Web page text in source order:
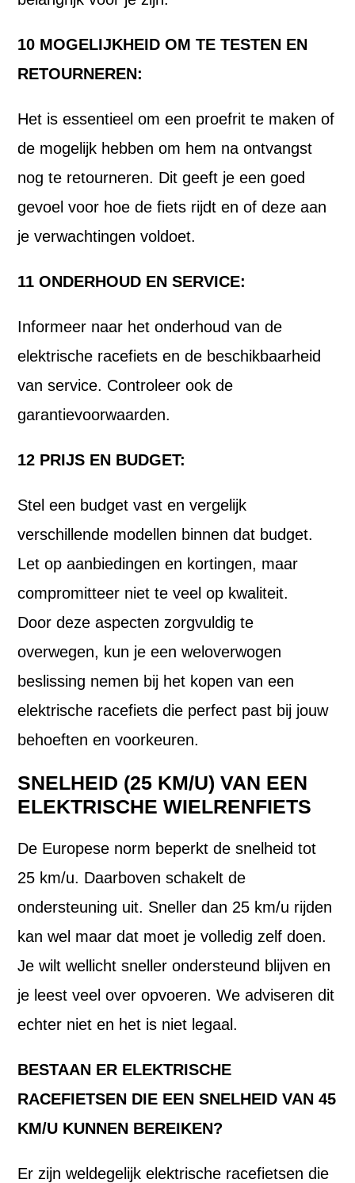
10 MOGELIJKHEID OM TE TESTEN EN
RETOURNEREN:
Het is essentieel om een proefrit te maken of
de mogelijk hebben om hem na ontvangst
nog te retourneren. Dit geeft je een goed
gevoel voor hoe de fiets rijdt en of deze aan
je verwachtingen voldoet.
11 ONDERHOUD EN SERVICE:
Informeer naar het onderhoud van de
elektrische racefiets en de beschikbaarheid
van service. Controleer ook de
garantievoorwaarden.
12 PRIJS EN BUDGET:
Stel een budget vast en vergelijk
verschillende modellen binnen dat budget.
Let op aanbiedingen en kortingen, maar
compromitteer niet te veel op kwaliteit.
Door deze aspecten zorgvuldig te
overwegen, kun je een weloverwogen
beslissing nemen bij het kopen van een
elektrische racefiets die perfect past bij jouw
behoeften en voorkeuren.
SNELHEID (25 KM/U) VAN EEN
ELEKTRISCHE WIELRENFIETS
De Europese norm beperkt de snelheid tot
25 km/u. Daarboven schakelt de
ondersteuning uit. Sneller dan 25 km/u rijden
kan wel maar dat moet je volledig zelf doen.
Je wilt wellicht sneller ondersteund blijven en
je leest veel over opvoeren. We adviseren dit
echter niet en het is niet legaal.
BESTAAN ER ELEKTRISCHE
RACEFIETSEN DIE EEN SNELHEID VAN 45
KM/U KUNNEN BEREIKEN?
Er zijn weldegelijk elektrische racefietsen die